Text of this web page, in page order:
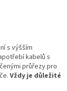
s výšším
kabelů s
průřezy pro
Vždy je důležité